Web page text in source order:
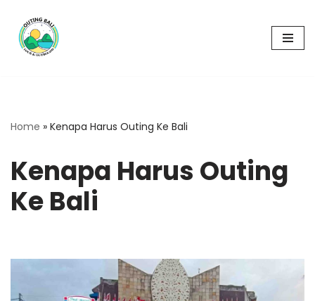
Skip
Home » Kenapa Harus Outing Ke Bali
Kenapa Harus Outing
Ke Bali